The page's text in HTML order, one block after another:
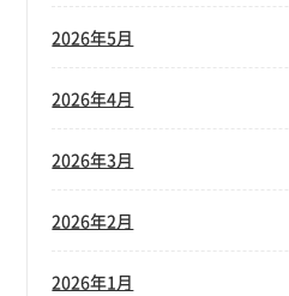
2026年5月
2026年4月
2026年3月
2026年2月
2026年1月